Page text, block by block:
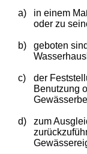
a) in einem
oder zu
b)
geboten
c)
der
Benutzung
d)
zum